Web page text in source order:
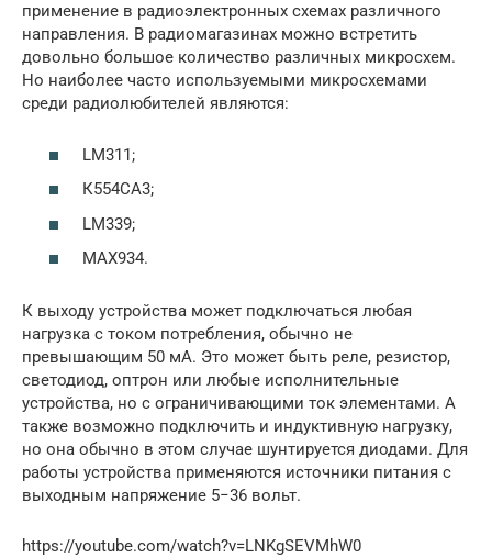
применение в радиоэлектронных схемах различного
направления. В радиомагазинах можно встретить
довольно большое количество различных микросхем.
Но наиболее часто используемыми микросхемами
среди радиолюбителей являются:
LM311;
К554СА3;
LM339;
MAX934.
К выходу устройства может подключаться любая
нагрузка с током потребления, обычно не
превышающим 50 мА. Это может быть реле, резистор,
светодиод, оптрон или любые исполнительные
устройства, но с ограничивающими ток элементами. А
также возможно подключить и индуктивную нагрузку,
но она обычно в этом случае шунтируется диодами. Для
работы устройства применяются источники питания с
выходным напряжение 5−36 вольт.
https://youtube.com/watch?v=LNKgSEVMhW0